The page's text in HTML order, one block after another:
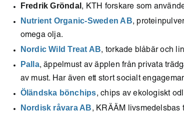
Fredrik Gröndal , KTH forskare som
Nutrient Organic-Sweden AB,
omega olja.
Nordic Wild Treat AB, torkade blåbär och
Palla, äppelmust av äpplen från privata
av must. Har även ett stort socialt
Öländska bönchips, chips av ekologiskt
Nordisk råvara AB, KRÄÄM livsmedelsbas